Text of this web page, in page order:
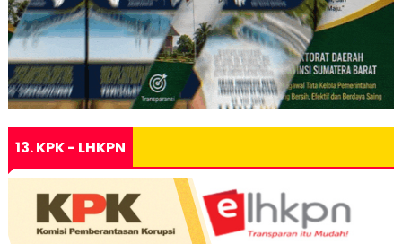
13. KPK - LHKPN